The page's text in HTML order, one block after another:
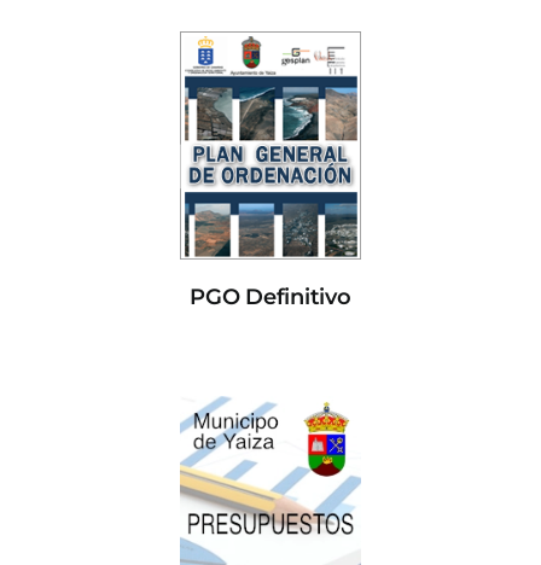
PGO Definitivo